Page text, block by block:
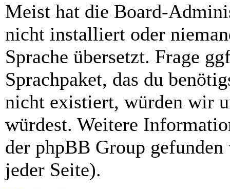
Meist hat die Board-
nicht installiert oder
Sprache übersetzt. Frage
Sprachpaket, das du
nicht existiert, würden wir
würdest. Weitere
der phpBB Group
jeder Seite).